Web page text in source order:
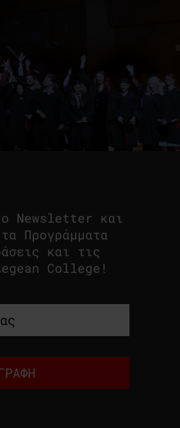
Newsletter και
Προγράμματα
και τις
College!